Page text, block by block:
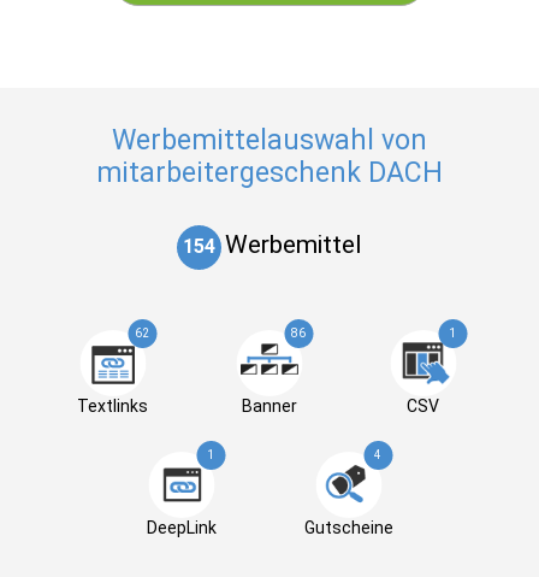
Werbemittelauswahl von
mitarbeitergeschenk DACH
154 Werbemittel
62
Textlinks
86
Banner
1
CSV
1
DeepLink
4
Gutscheine